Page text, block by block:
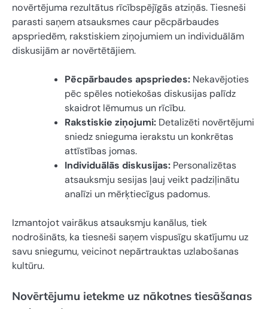
novērtējuma rezultātus rīcībspējīgās atziņās. Tiesneši
parasti saņem atsauksmes caur pēcpārbaudes
apspriedēm, rakstiskiem ziņojumiem un individuālām
diskusijām ar novērtētājiem.
Pēcpārbaudes apspriedes: Nekavējoties
pēc spēles notiekošas diskusijas palīdz
skaidrot lēmumus un rīcību.
Rakstiskie ziņojumi: Detalizēti novērtējumi
sniedz snieguma ierakstu un konkrētas
attīstības jomas.
Individuālās diskusijas: Personalizētas
atsauksmju sesijas ļauj veikt padziļinātu
analīzi un mērķtiecīgus padomus.
Izmantojot vairākus atsauksmju kanālus, tiek
nodrošināts, ka tiesneši saņem vispusīgu skatījumu uz
savu sniegumu, veicinot nepārtrauktas uzlabošanas
kultūru.
Novērtējumu ietekme uz nākotnes tiesāšanas